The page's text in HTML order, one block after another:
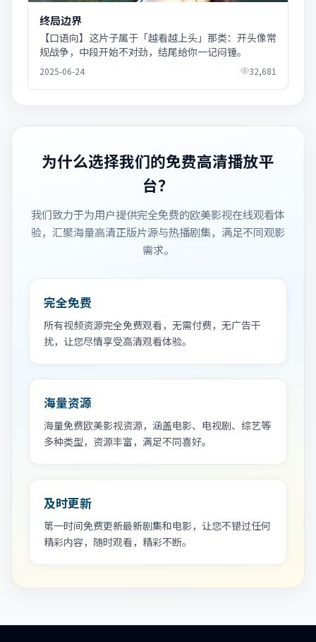
终局边界
【口语向】这片子属于「越看越上头」那类：开头像常
规战争，中段开始不对劲，结尾给你一记闷锤。
2025-06-24 32,681
为什么选择我们的免费高清播放平
台？
我们致力于为用户提供完全免费的欧美影视在线观看体
验，汇聚海量高清正版片源与热播剧集，满足不同观影
需求。
完全免费
所有视频资源完全免费观看，无需付费，无广告干
扰，让您尽情享受高清观看体验。
海量资源
海量免费欧美影视资源，涵盖电影、电视剧、综艺等
多种类型，资源丰富，满足不同喜好。
及时更新
第一时间免费更新最新剧集和电影，让您不错过任何
精彩内容，随时观看，精彩不断。